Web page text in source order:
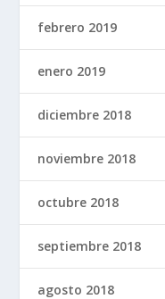
febrero 2019
enero 2019
diciembre 2018
noviembre 2018
octubre 2018
septiembre 2018
agosto 2018